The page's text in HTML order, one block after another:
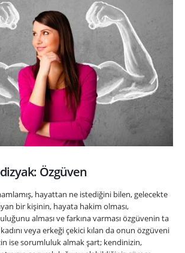
Özgüven
hayattan ne istediğini bilen, gelecekte
bir kişinin, hayata hakim olması,
alması ve farkına varması özgüvenin ta
veya erkeği çekici kılan da onun özgüveni
ise sorumluluk almak şart; kendinizin,